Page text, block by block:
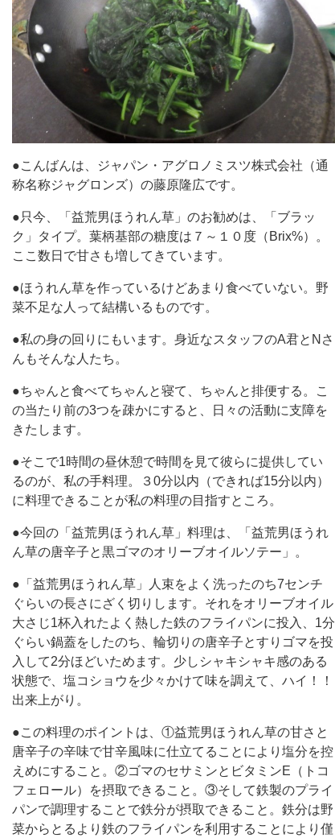
●こんばんは、ジャパン・アグロノミスツ株式会社（通
称名称ジャグロンズ）の藤原隆広です。
●只今、「益荒男ほうれん草」のお勧めは、「ブラッ
ク」タイプ。葉柄基部の糖度は７～１０度（Brix%）。
ここ数日で甘さも増してきています。
●ほうれん草を作っているけどあまり食べていない。野
菜不足な人って結構いるものです。
●私の身の回りにもいます。身近なスタッフのA君とNさ
んもそんな人たち。
●ちゃんと食べてちゃんと寝て、ちゃんと排便する。こ
の当たり前の3つを疎かにすると、日々の活動に支障を
きたします。
●そこで1時間の昼休憩で時間を見て彼らに提供してい
るのが、私の手料理。３0分以内（できれば15分以内）
に料理できることが私の料理の目指すところ。
●今回の「益荒男ほうれん草」料理は、「益荒男ほうれ
ん草の唐辛子と黒ゴマのオリーブオイルソテー」。
●「益荒男ほうれん草」人束をよく洗ったのち7センチ
ぐらいの長さにざく切りします。それをオリーブオイル
大さじ1杯入れたよく熱した鉄のフライパンに投入、1分
ぐらい鍋蓋をしたのち、輪切りの唐辛子とすりゴマを投
入して2分ほどいためます。少しシャキシャキ感のある
状態で、塩コショウを少々かけて味を調えて、ハイ！！
出来上がり。
●この料理のポイントは、①益荒男ほうれん草の甘さと
唐辛子の辛味で甘辛風味に仕立てることにより塩分を控
えめにすること。②ゴマのセサミンとビタミンE（トコ
フェロール）を摂取できること。③そして鉄製のプライ
パンで調理することで鉄分が摂取できること。鉄分は野
菜からとるより鉄のフライパンを利用することにより僅